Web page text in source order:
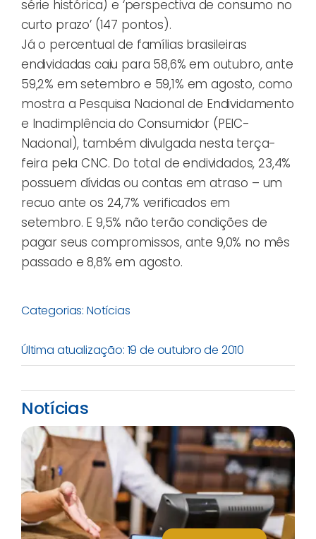
série histórica) e ‘perspectiva de consumo no
curto prazo’ (147 pontos).
Já o percentual de famílias brasileiras
endividadas caiu para 58,6% em outubro, ante
59,2% em setembro e 59,1% em agosto, como
mostra a Pesquisa Nacional de Endividamento
e Inadimplência do Consumidor (PEIC-
Nacional), também divulgada nesta terça-
feira pela CNC. Do total de endividados, 23,4%
possuem dívidas ou contas em atraso – um
recuo ante os 24,7% verificados em
setembro. E 9,5% não terão condições de
pagar seus compromissos, ante 9,0% no mês
passado e 8,8% em agosto.
Categorias: Notícias
Última atualização: 19 de outubro de 2010
Notícias